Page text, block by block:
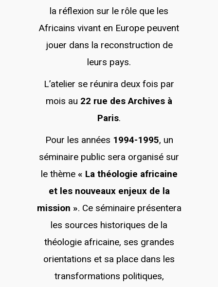
la réflexion sur le rôle que les
Africains vivant en Europe peuvent
jouer dans la reconstruction de
leurs pays.
L’atelier se réunira deux fois par
mois au 22 rue des Archives à
Paris.
Pour les années 1994-1995, un
séminaire public sera organisé sur
le thème « La théologie africaine
et les nouveaux enjeux de la
mission ». Ce séminaire présentera
les sources historiques de la
théologie africaine, ses grandes
orientations et sa place dans les
transformations politiques,